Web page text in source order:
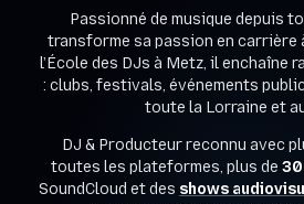
Passionné de musique depuis
transforme sa passion en carrière
l’École des DJs à Metz, il enchaîne
: clubs, festivals, événements
toute la Lorraine et
DJ & Producteur reconnu avec
toutes les plateformes, plus de
SoundCloud et des shows